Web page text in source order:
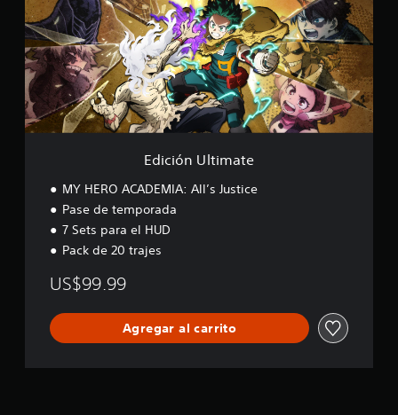
i
ó
n
U
l
t
i
m
a
Edición Ultimate
MY HERO ACADEMIA: All’s Justice
Pase de temporada
7 Sets para el HUD
Pack de 20 trajes
US$99.99
Agregar al carrito